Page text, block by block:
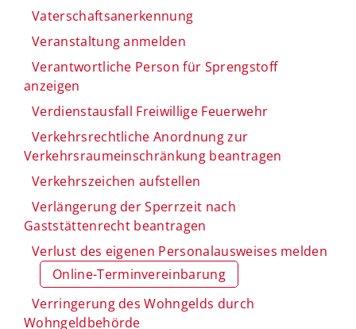
Vaterschaftsanerkennung
Veranstaltung anmelden
Verantwortliche Person für Sprengstoff
anzeigen
Verdienstausfall Freiwillige Feuerwehr
Verkehrsrechtliche Anordnung zur
Verkehrsraumeinschränkung beantragen
Verkehrszeichen aufstellen
Verlängerung der Sperrzeit nach
Gaststättenrecht beantragen
Verlust des eigenen Personalausweises melden
Online-Terminvereinbarung
Verringerung des Wohngelds durch
Wohngeldbehörde